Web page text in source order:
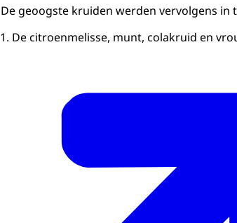
De geoogste kruiden werden vervolgens in
De citroenmelisse, munt, colakruid en